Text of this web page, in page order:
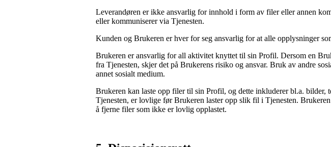
Leverandøren er ikke ansvarlig for innhold i form av filer eller annen
eller kommuniserer via Tjenesten.
Kunden og Brukeren er hver for seg ansvarlig for at alle opplysninger
Brukeren er ansvarlig for all aktivitet knyttet til sin Profil. Dersom en
fra Tjenesten, skjer det på Brukerens risiko og ansvar. Bruk av andre
annet sosialt medium.
Brukeren kan laste opp filer til sin Profil, og dette inkluderer bl.a. bilder,
Tjenesten, er lovlige før Brukeren laster opp slik fil i Tjenesten.
å fjerne filer som ikke er lovlig opplastet.